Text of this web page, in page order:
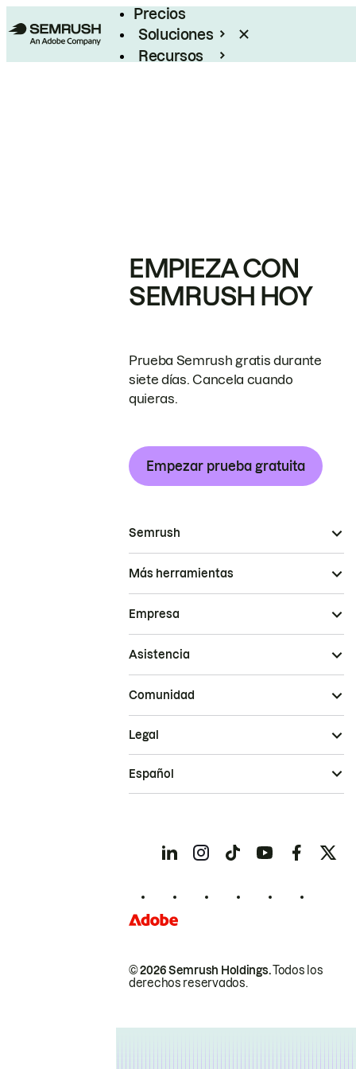
Precios
Soluciones
Recursos
EMPIEZA CON
SEMRUSH HOY
Prueba Semrush gratis durante
siete días. Cancela cuando
quieras.
Empezar prueba gratuita
Semrush
Más herramientas
Empresa
Asistencia
Comunidad
© 2026 Semrush Holdings.Todos los
derechos reservados.
Legal
Español